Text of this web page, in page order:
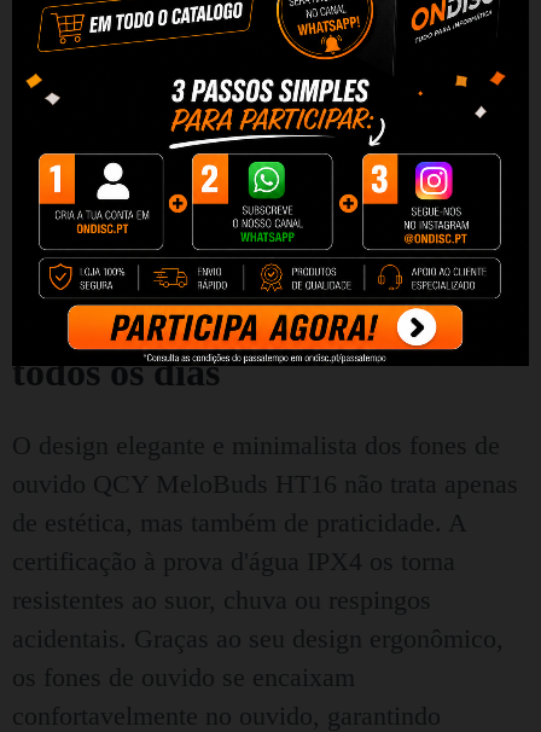
dinâmico, encantando os amantes do baixo e
também os fãs agudos. Além disso, o sistema
patenteado de redução de ruído do vento torna
um prazer ouvir música ao ar livre.
Conforto e durabilidade para
todos os dias
O design elegante e minimalista dos fones de
ouvido QCY MeloBuds HT16 não trata apenas
de estética, mas também de praticidade. A
certificação à prova d'água IPX4 os torna
resistentes ao suor, chuva ou respingos
acidentais. Graças ao seu design ergonômico,
os fones de ouvido se encaixam
confortavelmente no ouvido, garantindo